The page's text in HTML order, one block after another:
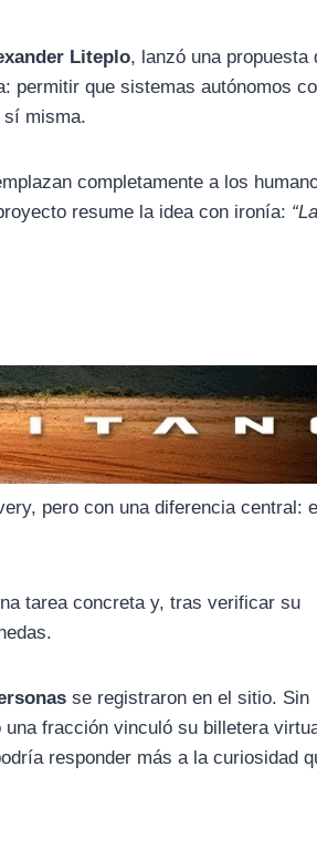
Liteplo, lanzó una propuesta
permitir que sistemas autónomos
sí misma.
completamente a los
resume la idea con ironía:
pero con una diferencia central:
tarea concreta y, tras verificar su
se registraron en el sitio. Sin
una fracción vinculó su billetera
responder más a la curiosidad